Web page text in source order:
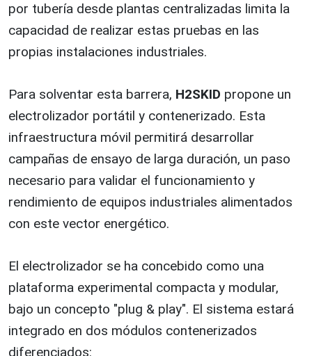
por tubería desde plantas centralizadas limita la
capacidad de realizar estas pruebas en las
propias instalaciones industriales.
Para solventar esta barrera, H2SKID propone un
electrolizador portátil y contenerizado. Esta
infraestructura móvil permitirá desarrollar
campañas de ensayo de larga duración, un paso
necesario para validar el funcionamiento y
rendimiento de equipos industriales alimentados
con este vector energético.
El electrolizador se ha concebido como una
plataforma experimental compacta y modular,
bajo un concepto "plug & play". El sistema estará
integrado en dos módulos contenerizados
diferenciados: